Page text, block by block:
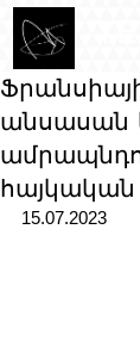
անսասան
հայկական
15.07.2023